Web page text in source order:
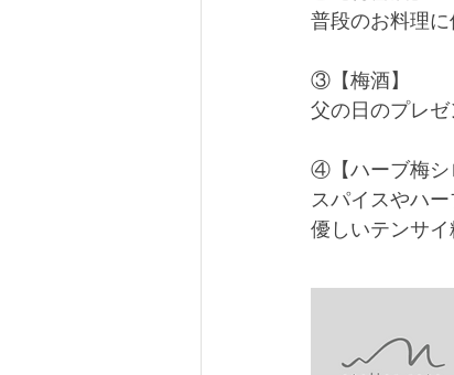
普段のお料理
③【梅酒】
父の日のプレ
④【ハーブ梅シ
スパイスやハ
優しいテンサ